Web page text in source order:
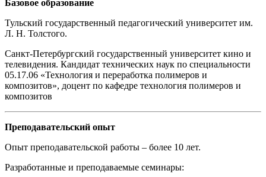
Базовое образование
Тульский государственный педагогический университет им.
Л. Н. Толстого.
Санкт-Петербургский государственный университет кино и
телевидения. Кандидат технических наук по специальности
05.17.06 «Технология и переработка полимеров и
композитов», доцент по кафедре технология полимеров и
композитов
Преподавательский опыт
Опыт преподавательской работы – более 10 лет.
Разработанные и преподаваемые семинары: